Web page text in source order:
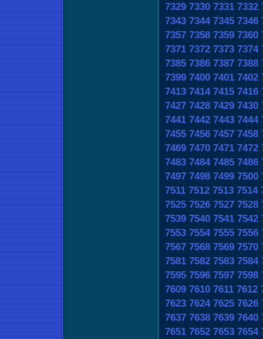
7329 7330 7331 7332
7343 7344 7345 7346
7357 7358 7359 7360
7371 7372 7373 7374
7385 7386 7387 7388
7399 7400 7401 7402
7413 7414 7415 7416
7427 7428 7429 7430
7441 7442 7443 7444
7455 7456 7457 7458
7469 7470 7471 7472
7483 7484 7485 7486
7497 7498 7499 7500
7511 7512 7513 7514
7525 7526 7527 7528
7539 7540 7541 7542
7553 7554 7555 7556
7567 7568 7569 7570
7581 7582 7583 7584
7595 7596 7597 7598
7609 7610 7611 7612
7623 7624 7625 7626
7637 7638 7639 7640
7651 7652 7653 7654